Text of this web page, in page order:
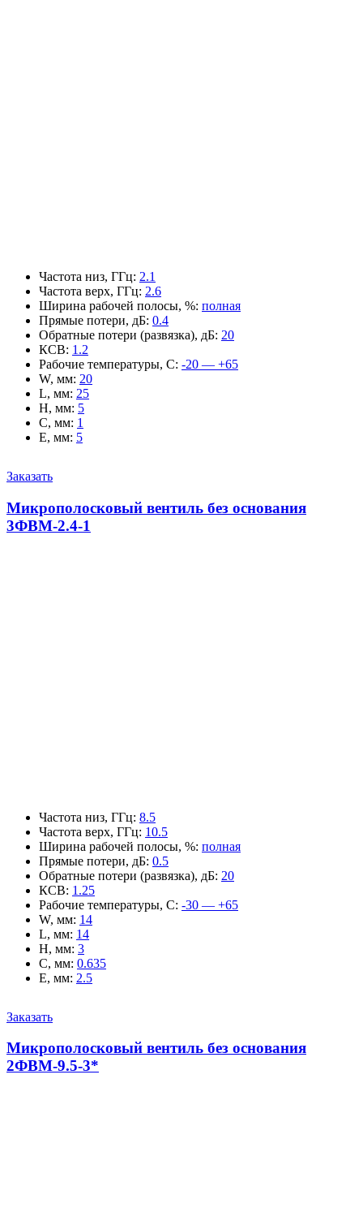
Частота низ, ГГц: 2.1
Частота верх, ГГц: 2.6
Ширина рабочей полосы, %: полная
Прямые потери, дБ: 0.4
Обратные потери (развязка), дБ: 20
КСВ: 1.2
Рабочие температуры, С: -20 — +65
W, мм: 20
L, мм: 25
H, мм: 5
C, мм: 1
E, мм: 5
Заказать
Микрополосковый вентиль без основания
3ФВМ-2.4-1
Частота низ, ГГц: 8.5
Частота верх, ГГц: 10.5
Ширина рабочей полосы, %: полная
Прямые потери, дБ: 0.5
Обратные потери (развязка), дБ: 20
КСВ: 1.25
Рабочие температуры, С: -30 — +65
W, мм: 14
L, мм: 14
H, мм: 3
C, мм: 0.635
E, мм: 2.5
Заказать
Микрополосковый вентиль без основания
2ФВМ-9.5-3*